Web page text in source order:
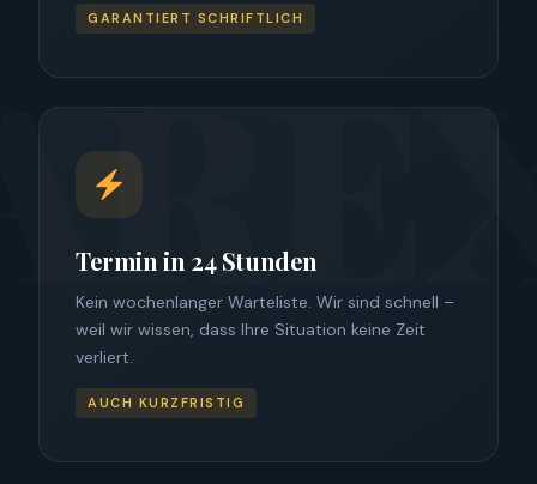
GARANTIERT SCHRIFTLICH
Termin in 24 Stunden
Kein wochenlanger Warteliste. Wir sind schnell –
weil wir wissen, dass Ihre Situation keine Zeit
verliert.
AUCH KURZFRISTIG